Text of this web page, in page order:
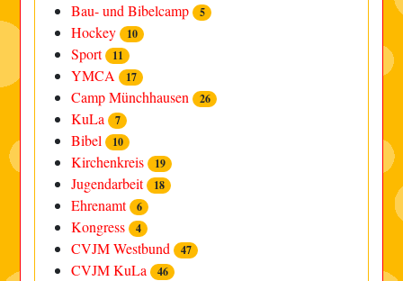
Bau- und Bibelcamp 5
Hockey 10
Sport 11
YMCA 17
Camp Münchhausen 26
KuLa 7
Bibel 10
Kirchenkreis 19
Jugendarbeit 18
Ehrenamt 6
Kongress 4
CVJM Westbund 47
CVJM KuLa 46